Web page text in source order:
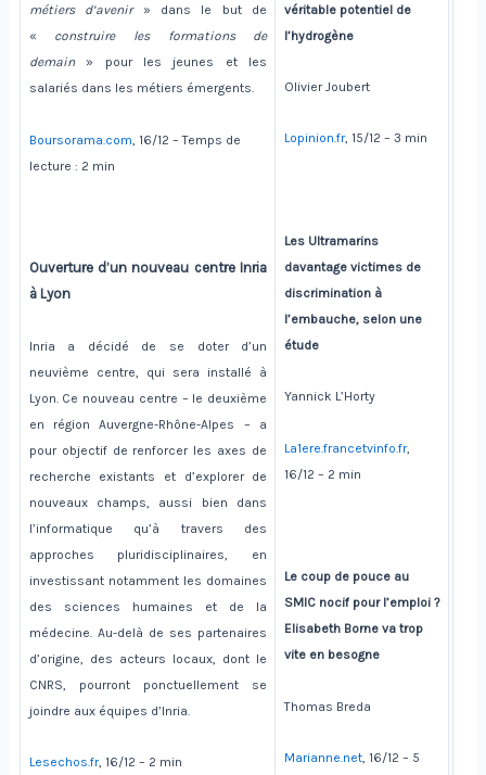
métiers d’avenir» dans le but de
« construire les formations de
demain» pour les jeunes et les
salariés dans les métiers émergents.
Boursorama.com , 16/12 – Temps de
lecture : 2 min
Ouverture d’un nouveau centre Inria
à Lyon
Inria a décidé de se doter d’un
neuvième centre, qui sera installé à
Lyon. Ce nouveau centre – le deuxième
en région Auvergne-Rhône-Alpes – a
pour objectif de renforcer les axes de
recherche existants et d’explorer de
nouveaux champs, aussi bien dans
l’informatique qu’à travers des
approches pluridisciplinaires, en
investissant notamment les domaines
des sciences humaines et de la
médecine. Au-delà de ses partenaires
d’origine, des acteurs locaux, dont le
CNRS, pourront ponctuellement se
joindre aux équipes d’Inria.
Lesechos.fr, 16/12 – 2 min
véritable potentiel de
l’hydrogène
Olivier Joubert
Lopinion.fr, 15/12 – 3 min
Les Ultramarins
davantage victimes de
discrimination à
l’embauche, selon une
étude
Yannick L’Horty
La1ere.francetvinfo.fr,
16/12 – 2 min
Le coup de pouce au
SMIC nocif pour l’emploi ?
Elisabeth Borne va trop
vite en besogne
Thomas Breda
Marianne.net, 16/12 – 5